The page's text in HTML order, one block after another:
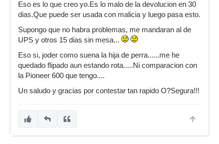
Eso es lo que creo yo.Es lo malo de la devolucion en 30
dias.Que puede ser usada con malicia y luego pasa esto.
Supongo que no habra problemas, me mandaran al de
UPS y otros 15 dias sin mesa...
Eso si, joder como suena la hija de perra......me he
quedado flipado aun estando rota.....Ni comparacion con
la Pioneer 600 que tengo....
Un saludo y gracias por contestar tan rapido O?Segura!!!